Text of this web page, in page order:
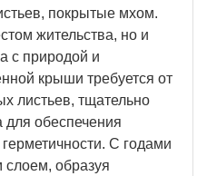
покрытые мхом.
жительства, но и
с природой и
крыши требуется от
листьев, тщательно
для обеспечения
С годами
слоем, образуя